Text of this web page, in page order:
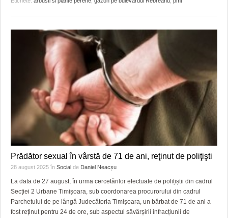
Prădător sexual în vârstă de 71 de ani, reţinut de poliţişti
28 august 2025 în Social de Daniel Neacșu
La data de 27 august, în urma cercetărilor efectuate de polițiștii din cadrul
Secției 2 Urbane Timișoara, sub coordonarea procurorului din cadrul
Parchetului de pe lângă Judecătoria Timișoara, un bărbat de 71 de ani a
fost reținut pentru 24 de ore, sub aspectul săvârșirii infracțiunii de